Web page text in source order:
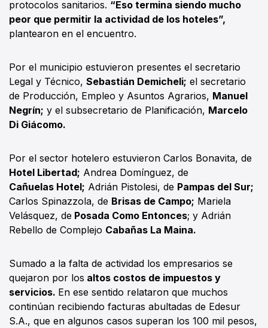
protocolos sanitarios. “Eso termina siendo mucho
peor que permitir la actividad de los hoteles”,
plantearon en el encuentro.
Por el municipio estuvieron presentes el secretario
Legal y Técnico, Sebastián Demicheli; el secretario
de Producción, Empleo y Asuntos Agrarios, Manuel
Negrín; y el subsecretario de Planificación, Marcelo
Di Giácomo.
Por el sector hotelero estuvieron Carlos Bonavita, de
Hotel Libertad; Andrea Domínguez, de
Cañuelas Hotel; Adrián Pistolesi, de Pampas del Sur;
Carlos Spinazzola, de Brisas de Campo; Mariela
Velásquez, de Posada Como Entonces; y Adrián
Rebello de Complejo Cabañas La Maina.
Sumado a la falta de actividad los empresarios se
quejaron por los altos costos de impuestos y
servicios. En ese sentido relataron que muchos
continúan recibiendo facturas abultadas de Edesur
S.A., que en algunos casos superan los 100 mil pesos,